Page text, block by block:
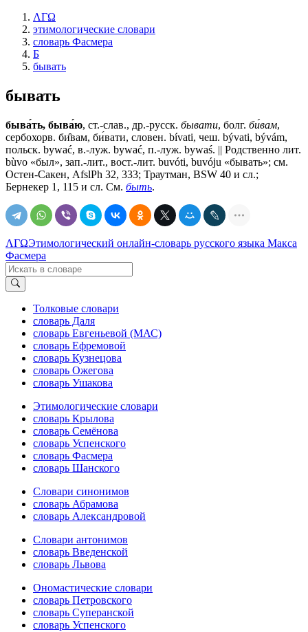
ΛΓΩ
этимологические словари
словарь Фасмера
Б
бывать
бывать
быва́ть, быва́ю, ст.-слав., др.-русск. бывати, болг. би́вам,
сербохорв. би̑вам, би́вати, словен. bívati, чеш. bývati, bývám,
польск. bywać, в.-луж. bywać, п.-луж. bywaś. || Родственно лит.
bùvo «был», зап.-лит., вост.-лит. buvóti, buvóju «бывать»; см.
Остен-Сакен, AfslPh 32, 333; Траутман, BSW 40 и сл.;
Бернекер 1, 115 и сл. См. быть.
ΛΓΩЭтимологический онлайн-словарь русского языка Макса
Фасмера
Толковые словари
словарь Даля
словарь Евгеньевой (МАС)
словарь Ефремовой
словарь Кузнецова
словарь Ожегова
словарь Ушакова
Этимологические словари
словарь Крылова
словарь Семёнова
словарь Успенского
словарь Фасмера
словарь Шанского
Словари синонимов
словарь Абрамова
словарь Александровой
Словари антонимов
словарь Введенской
словарь Львова
Ономастические словари
словарь Петровского
словарь Суперанской
словарь Успенского